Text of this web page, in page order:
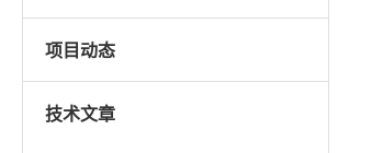
项目动态
技术文章